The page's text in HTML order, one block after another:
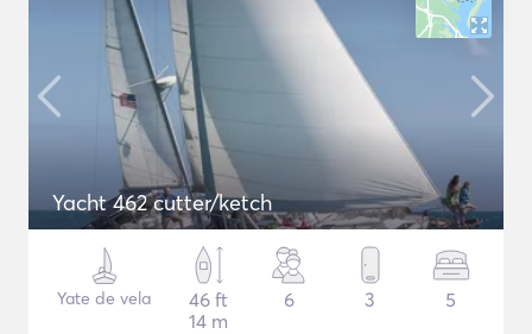
Yacht 462 cutter/ketch
Yate de vela
46 ft
14 m
6 3 5